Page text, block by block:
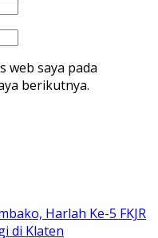
web saya pada
berikutnya.